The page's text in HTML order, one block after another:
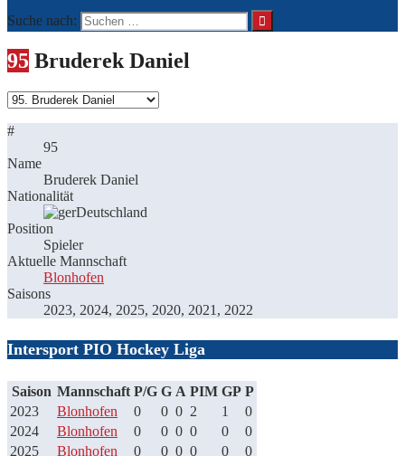
Suche nach:
95 Bruderek Daniel
#
95
Name
Bruderek Daniel
Nationalität
Deutschland
Position
Spieler
Aktuelle Mannschaft
Blonhofen
Saisons
2023, 2024, 2025, 2020, 2021, 2022
Intersport PIO Hockey Liga
Saison Mannschaft P/G G A PIM GP P
2023
Blonhofen 0 0 0 2 1
0
2024
Blonhofen 0 0 0 0 0
0
2025
Blonhofen 0 0 0 0 0 0